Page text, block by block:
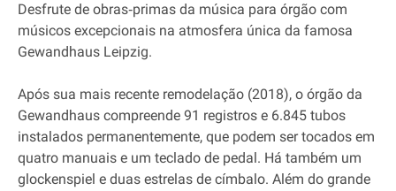
Desfrute de obras‐primas da música para órgão com
músicos excepcionais na atmosfera única da famosa
Gewandhaus Leipzig.
Após sua mais recente remodelação (2018), o órgão da
Gewandhaus compreende 91 registros e 6.845 tubos
instalados permanentemente, que podem ser tocados em
quatro manuais e um teclado de pedal. Há também um
glockenspiel e duas estrelas de címbalo. Além do grande